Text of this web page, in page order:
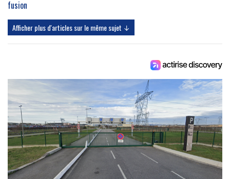
fusion
Afficher plus d'articles sur le même sujet ↓